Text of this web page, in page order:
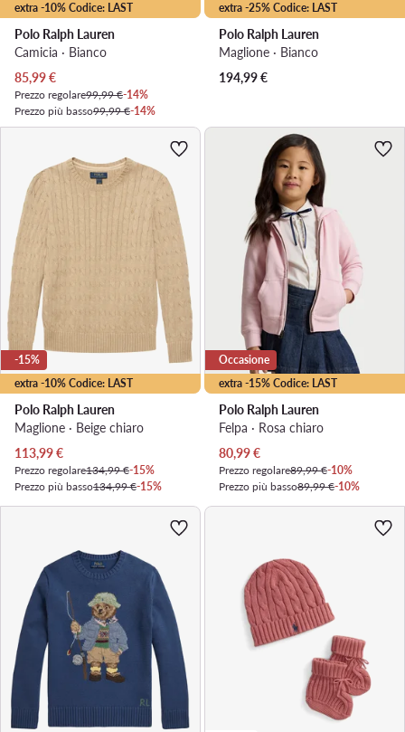
extra -10% Codice: LAST
Polo Ralph Lauren
Camicia · Bianco
Prezzo attuale
85,99€
Prezzo regolare99,99 €-14%
Prezzo più basso99,99 €-14%
extra -25% Codice: LAST
Polo Ralph Lauren
Maglione · Bianco
194,99€
extra -10% Codice: LAST
-15%
Polo Ralph Lauren
Maglione · Beige chiaro
Prezzo attuale
113,99€
Prezzo regolare134,99 €-15%
Prezzo più basso134,99 €-15%
extra -15% Codice: LAST
Occasione
Polo Ralph Lauren
Felpa · Rosa chiaro
Prezzo attuale
80,99€
Prezzo regolare89,99 €-10%
Prezzo più basso89,99 €-10%